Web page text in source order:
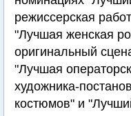
режиссерская
"Лучшая женская
оригинальный
"Лучшая
художника-
костюмов" и